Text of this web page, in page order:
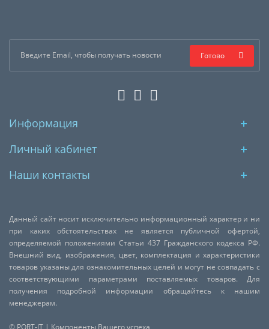
Готово
Информация
Личный кабинет
Наши контакты
Данный сайт носит исключительно информационный характер и ни
при каких обстоятельствах не является публичной офертой,
определяемой положениями Статьи 437 Гражданского кодекса РФ.
Внешний вид, изображения, цвет, комплектация и характеристики
товаров указаны для ознакомительных целей и могут не совпадать с
соответствующими параметрами поставляемых товаров. Для
получения подробной информации обращайтесь к нашим
менеджерам.
© PORT-IT | Компоненты Вашего успеха